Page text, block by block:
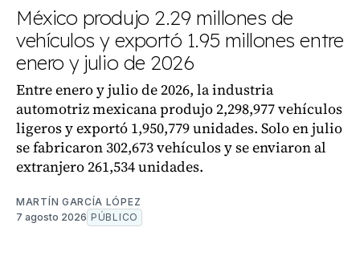
México produjo 2.29 millones de
vehículos y exportó 1.95 millones entre
enero y julio de 2026
Entre enero y julio de 2026, la industria
automotriz mexicana produjo 2,298,977 vehículos
ligeros y exportó 1,950,779 unidades. Solo en julio
se fabricaron 302,673 vehículos y se enviaron al
extranjero 261,534 unidades.
MARTÍN GARCÍA LÓPEZ
7 agosto 2026 PÚBLICO